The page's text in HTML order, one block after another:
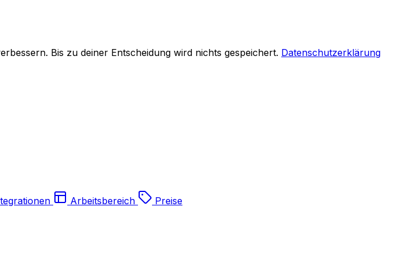
Bis zu deiner Entscheidung wird nichts gespeichert. Datenschutzerklärung
Arbeitsbereich
Preise